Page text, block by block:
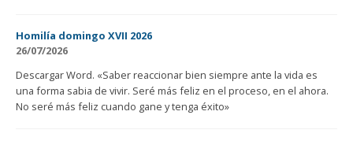
Homilía domingo XVII 2026
26/07/2026
Descargar Word. «Saber reaccionar bien siempre ante la vida es
una forma sabia de vivir. Seré más feliz en el proceso, en el ahora.
No seré más feliz cuando gane y tenga éxito»